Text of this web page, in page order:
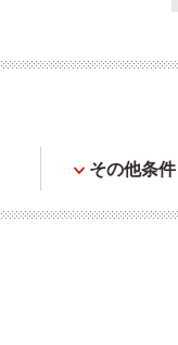
その他条件